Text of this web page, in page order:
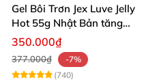
Gel Bôi Trơn Jex Luve Jelly
Hot 55g Nhật Bản tăng
khoái cảm nữ dễ sử dụng
350.000₫
377.000₫
-7%
(740)